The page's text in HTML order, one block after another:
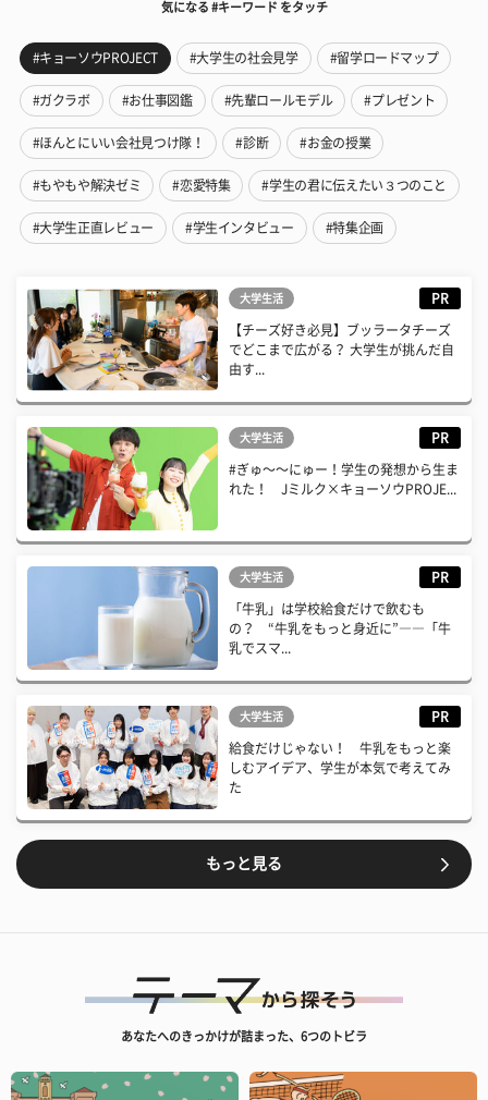
気になる #キーワード をタッチ
#キョーソウPROJECT #大学生の社会見学 #留学ロードマップ
#ガクラボ #お仕事図鑑 #先輩ロールモデル #プレゼント
#ほんとにいい会社見つけ隊！ #診断 #お金の授業
#もやもや解決ゼミ #恋愛特集 #学生の君に伝えたい３つのこと
#大学生正直レビュー #学生インタビュー #特集企画
大学生活 PR
【チーズ好き必見】ブッラータチーズ
でどこまで広がる？ 大学生が挑んだ自
由す...
大学生活 PR
#ぎゅ〜〜にゅー！学生の発想から生ま
れた！ Jミルク×キョーソウPROJE...
大学生活 PR
「牛乳」は学校給食だけで飲むも
の？ “牛乳をもっと身近に”――「牛
乳でスマ...
大学生活 PR
給食だけじゃない！ 牛乳をもっと楽
しむアイデア、学生が本気で考えてみ
た
もっと見る
あなたへのきっかけが詰まった、6つのトビラ